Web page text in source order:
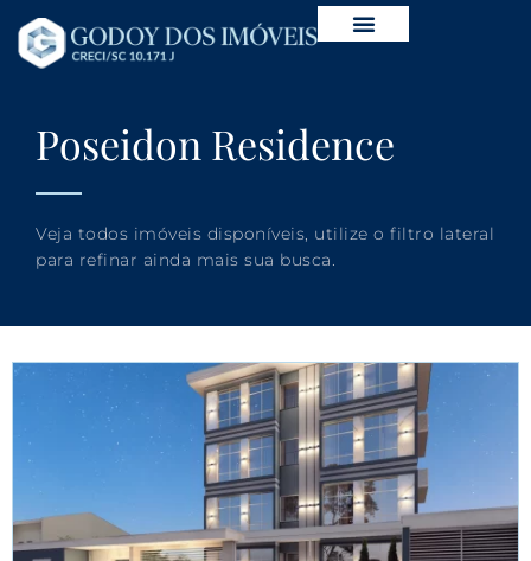
Poseidon Residence
Veja todos imóveis disponíveis, utilize o filtro lateral
para refinar ainda mais sua busca.